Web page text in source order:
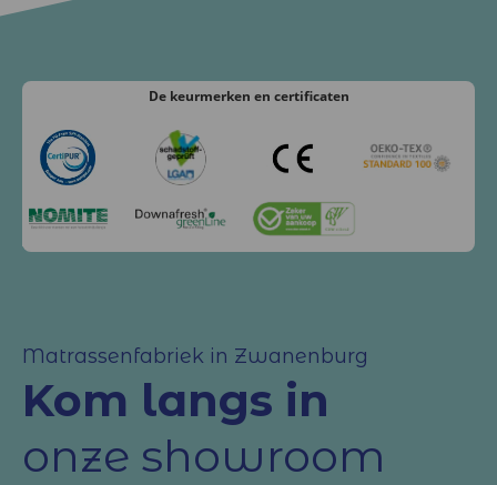
De keurmerken en certificaten
Matrassenfabriek in Zwanenburg
Kom langs in
onze showroom